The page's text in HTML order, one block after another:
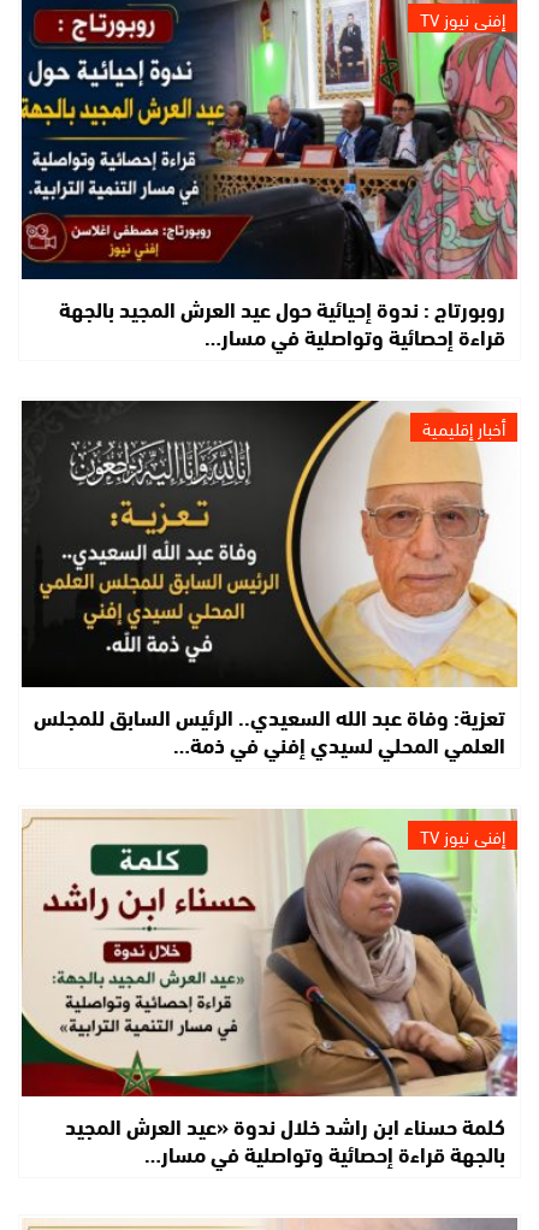
إفني نيوز TV
روبورتاج : ندوة إحيائية حول عيد العرش المجيد بالجهة
قراءة إحصائية وتواصلية في مسار…
أخبار إقليمية
تعزية: وفاة عبد الله السعيدي.. الرئيس السابق للمجلس
العلمي المحلي لسيدي إفني في ذمة…
إفني نيوز TV
كلمة حسناء ابن راشد خلال ندوة «عيد العرش المجيد
بالجهة قراءة إحصائية وتواصلية في مسار…